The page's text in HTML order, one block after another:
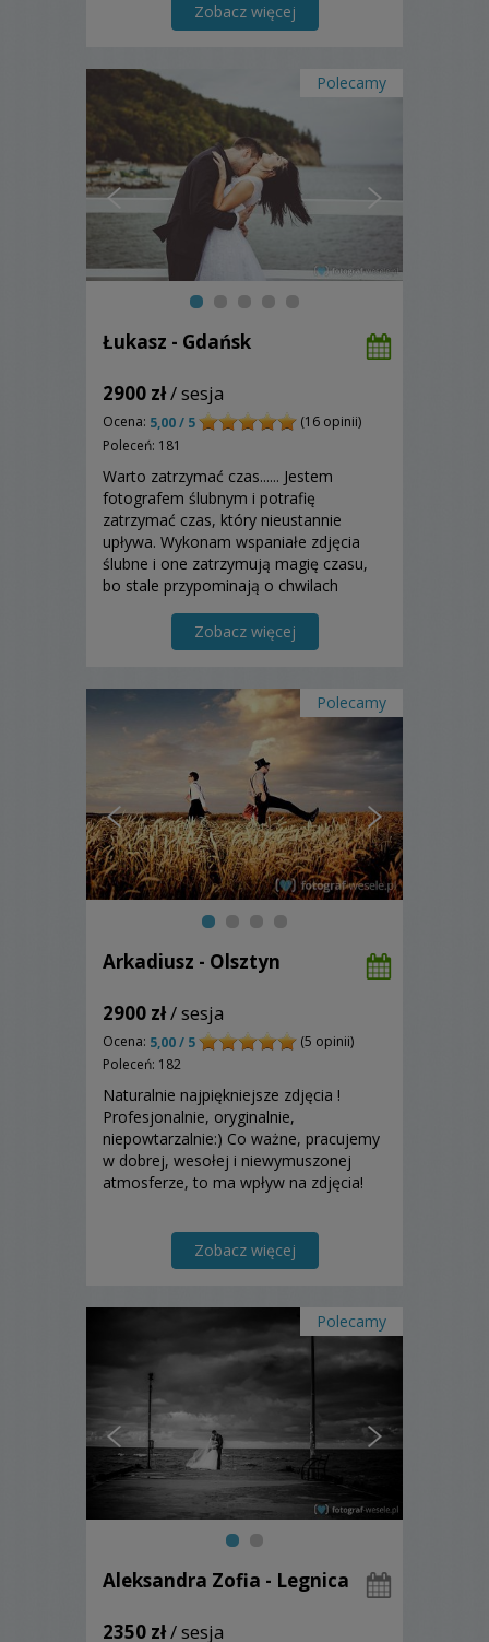
Zobacz więcej
Polecamy
Łukasz - Gdańsk
2900 zł/ sesja
Ocena: 5,00 / 5
(16 opinii)
Poleceń: 181
Warto zatrzymać czas...... Jestem
fotografem ślubnym i potrafię
zatrzymać czas, który nieustannie
upływa. Wykonam wspaniałe zdjęcia
ślubne i one zatrzymują magię czasu,
bo stale przypominają o chwilach
się z moją ofertą!Zobacz więcej
Polecamy
Arkadiusz - Olsztyn
2900 zł/ sesja
Ocena: 5,00 / 5
(5 opinii)
Poleceń: 182
Naturalnie najpiękniejsze zdjęcia !
Profesjonalnie, oryginalnie,
niepowtarzalnie:) Co ważne, pracujemy
w dobrej, wesołej i niewymuszonej
atmosferze, to ma wpływ na zdjęcia!
Zobacz więcej
Polecamy
Aleksandra Zofia - Legnica
2350 zł/ sesja